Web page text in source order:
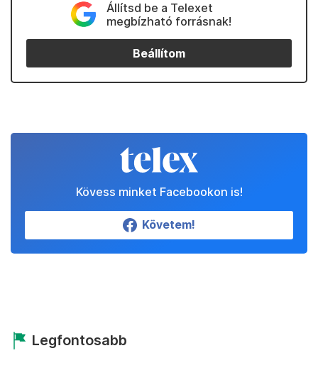
Állítsd be a Telexet
megbízható forrásnak!
Beállítom
Kövess minket Facebookon is!
Követem!
Legfontosabb